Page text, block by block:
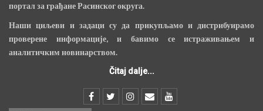
портал за грађане Расинског округа.
Наши циљеви и задаци су да прикупљамо и дистрибуирамо
проверене информације, и бавимо се истраживањем и
аналитичким новинарством.
Čitaj dalje...